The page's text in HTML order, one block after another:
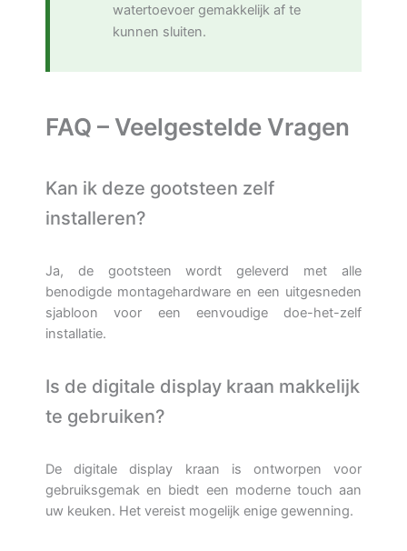
watertoevoer gemakkelijk af te
kunnen sluiten.
FAQ – Veelgestelde Vragen
Kan ik deze gootsteen zelf
installeren?
Ja, de gootsteen wordt geleverd met alle
benodigde montagehardware en een uitgesneden
sjabloon voor een eenvoudige doe-het-zelf
installatie.
Is de digitale display kraan makkelijk
te gebruiken?
De digitale display kraan is ontworpen voor
gebruiksgemak en biedt een moderne touch aan
uw keuken. Het vereist mogelijk enige gewenning.